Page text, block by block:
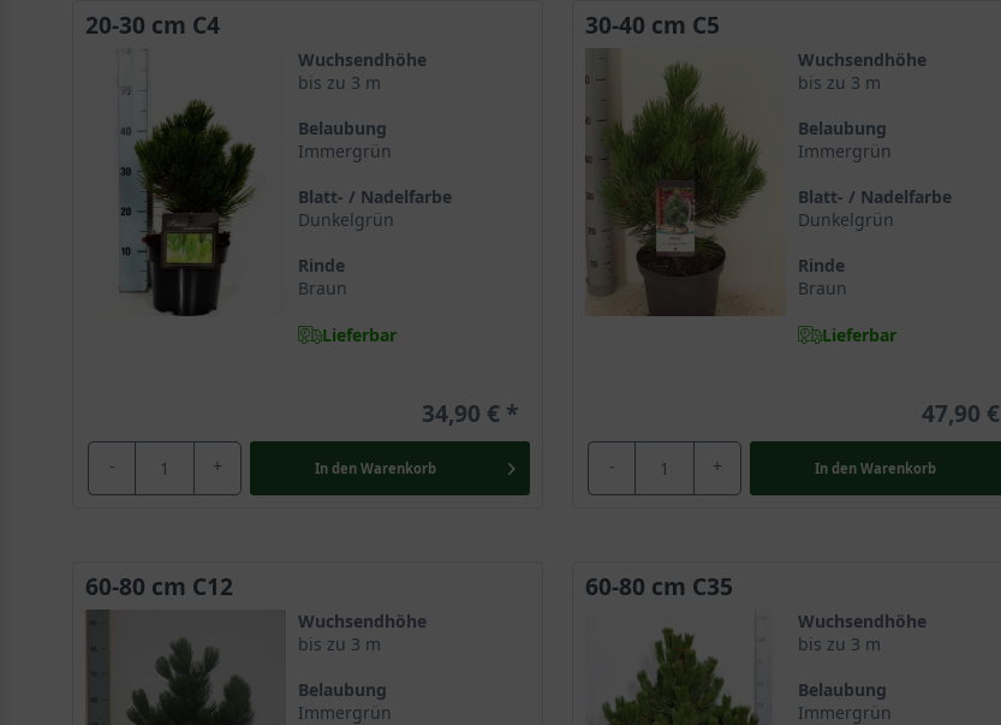
20-30 cm C4
Wuchsendhöhe
bis zu 3 m
Belaubung
Immergrün
Blatt- / Nadelfarbe
Dunkelgrün
Rinde
Braun
Lieferbar
34,90 €
- + In den Warenkorb
30-40 cm C5
Wuchsendhöhe
bis zu 3 m
Belaubung
Immergrün
Blatt- / Nadelfarbe
Dunkelgrün
Rinde
Braun
Lieferbar
47,90 €
- + In den Warenkorb
60-80 cm C12
Wuchsendhöhe
bis zu 3 m
Belaubung
Immergrün
60-80 cm C35
Wuchsendhöhe
bis zu 3 m
Belaubung
Immergrün